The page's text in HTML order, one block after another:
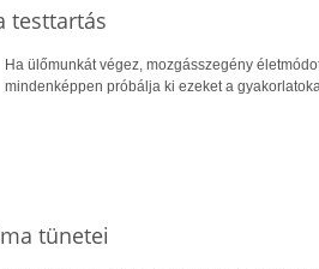
testtartás
Ha ülőmunkát végez, mozgásszegény
mindenképpen próbálja ki ezeket a
tünetei